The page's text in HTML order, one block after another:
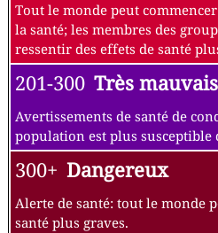
Tout le monde peut
la santé; les membres des
ressentir des effets de santé
201-300 Très mauvais
Avertissements de santé de
population est plus susceptible
300+ Dangereux
Alerte de santé: tout le monde
santé plus graves.